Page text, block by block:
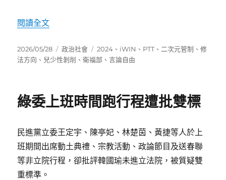
閱讀全文〈黑白工房iWin爭議：二次元兒色管制法律分析
發
佈
2026/05/28
分
類
政治社會
標
籤
2024 、 iWIN 、 PTT、 二次元管制 、修
法方向 、 兒少性剝削 、衛福部 、言論自由
綠委上班時間跑行程遭批雙標
民進黨立委王定宇、陳亭妃、林楚茵、黃捷等人於上
班期間出席動土典禮、宗教活動、政論節目及送春聯
等非立院行程，卻批評韓國瑜未進立法院，被質疑雙
重標準。